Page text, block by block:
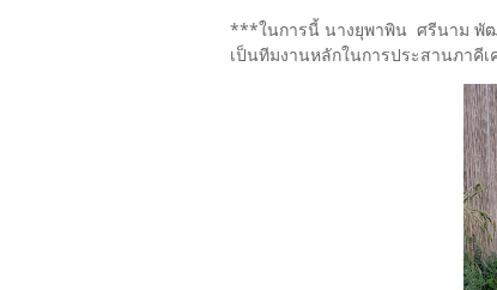
***ในการนี้ นางยุพาพิน ศรีนาม พั
เป็นทีมงานหลักในการประสานภาคี